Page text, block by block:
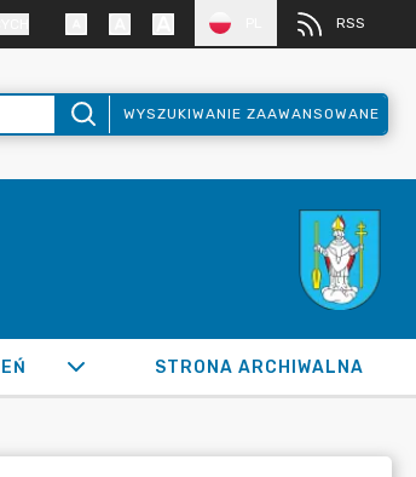
RSS
WYSZUKIWANIE ZAAWANSOWANE
STRONA ARCHIWALNA